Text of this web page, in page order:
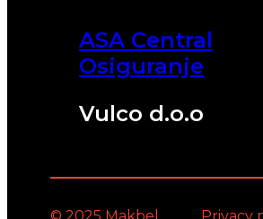
ASA Central
Osiguranje
Vulco d.o.o